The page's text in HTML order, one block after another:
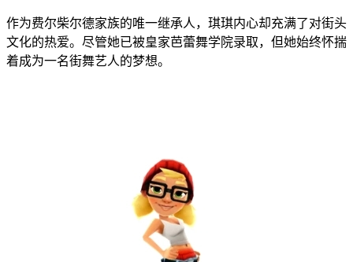
作为费尔柴尔德家族的唯一继承人，琪琪内心却充满了对街头
文化的热爱。尽管她已被皇家芭蕾舞学院录取，但她始终怀揣
着成为一名街舞艺人的梦想。